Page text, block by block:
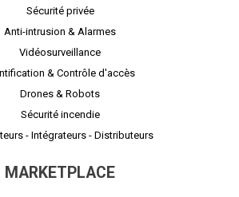
Sécurité privée
Anti-intrusion & Alarmes
Vidéosurveillance
& Contrôle d'accès
Drones & Robots
Sécurité incendie
- Intégrateurs - Distributeurs
MARKETPLACE